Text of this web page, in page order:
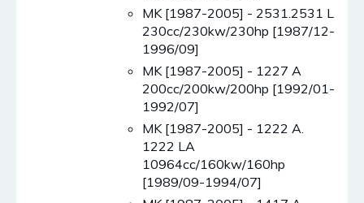
MK [1987-2005] - 2531.2531 L
230cc/230kw/230hp [1987/12-
1996/09]
MK [1987-2005] - 1227 A
200cc/200kw/200hp [1992/01-
1992/07]
MK [1987-2005] - 1222 A.
1222 LA
10964cc/160kw/160hp
[1989/09-1994/07]